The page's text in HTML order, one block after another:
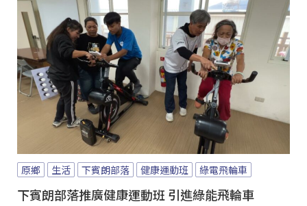
原鄉 生活 下賓朗部落 健康運動班 綠電飛輪車
下賓朗部落推廣健康運動班 引進綠能飛輪車